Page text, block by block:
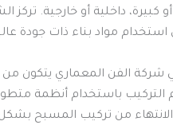
داخلية أو خارجية.
مواد بناء ذات جودة
شركة الفن المعماري يتكون
باستخدام أنظمة
الانتهاء من تركيب المسبح